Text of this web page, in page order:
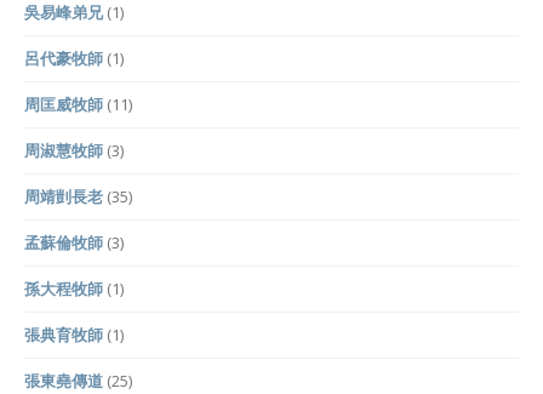
吳易峰弟兄(1)
呂代豪牧師 (1)
周匡威牧師 (11)
周淑慧牧師 (3)
周靖剴長老 (35)
孟蘇倫牧師 (3)
孫大程牧師 (1)
張典育牧師 (1)
張東堯傳道 (25)